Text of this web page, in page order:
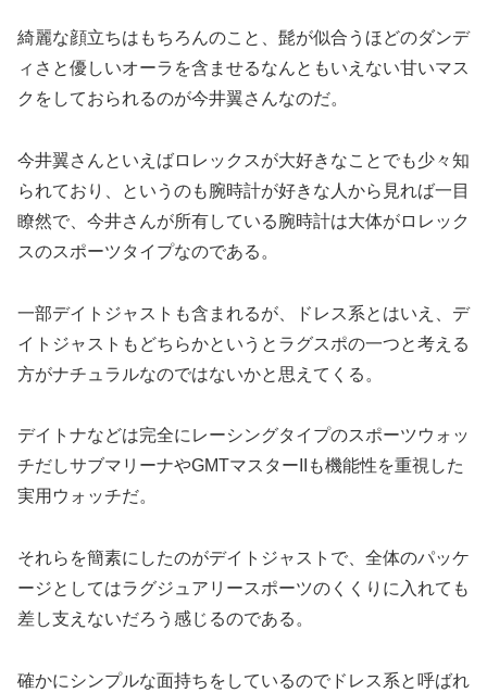
綺麗な顔立ちはもちろんのこと、髭が似合うほどのダンデ
ィさと優しいオーラを含ませるなんともいえない甘いマス
クをしておられるのが今井翼さんなのだ。
今井翼さんといえばロレックスが大好きなことでも少々知
られており、というのも腕時計が好きな人から見れば一目
瞭然で、今井さんが所有している腕時計は大体がロレック
スのスポーツタイプなのである。
一部デイトジャストも含まれるが、ドレス系とはいえ、デ
イトジャストもどちらかというとラグスポの一つと考える
方がナチュラルなのではないかと思えてくる。
デイトナなどは完全にレーシングタイプのスポーツウォッ
チだしサブマリーナやGMTマスターIIも機能性を重視した
実用ウォッチだ。
それらを簡素にしたのがデイトジャストで、全体のパッケ
ージとしてはラグジュアリースポーツのくくりに入れても
差し支えないだろう感じるのである。
確かにシンプルな面持ちをしているのでドレス系と呼ばれ